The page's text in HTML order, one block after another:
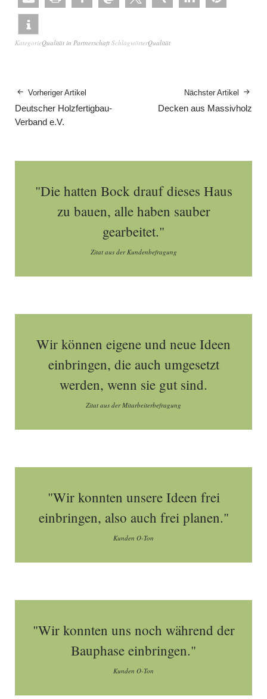
KategorieQualität in Partnerschaft SchlagwörterQualität
Vorheriger Artikel
Deutscher Holzfertigbau-
Verband e.V.
Nächster Artikel
Decken aus Massivholz
"Die hatten Bock drauf dieses Haus
zu bauen, alle haben sauber
gearbeitet."
Zitat aus der Kundenbefragung
Wir können eigene und neue Ideen
einbringen, die auch umgesetzt
werden, wenn sie gut sind.
Zitat aus der Mitarbeiterbefragung
"Wir konnten unsere Ideen frei
einbringen, also auch frei planen."
Kunden O-Ton
"Wir konnten uns noch während der
Bauphase einbringen."
Kunden O-Ton